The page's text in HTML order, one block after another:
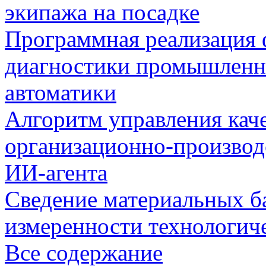
экипажа на посадке
Программная
диагностики
автоматики
Алгоритм управления
организационно-
ИИ-агента
Сведение материальных
измеренности
Все содержание